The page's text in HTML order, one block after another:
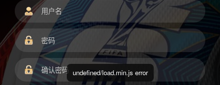
undefined/load.min.js error